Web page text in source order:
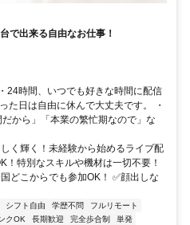
で出来る自由なお仕事！
24時間、いつでも好きな時間に配信
た日は自由に休んで大丈夫です。 ・
だから」「本業の繁忙期なので」な
く輝く！未経験から始めるライブ配
！特別なスキルや機材は一切不要！
どこからでも参加OK！ ✅顔出しな
シフト自由 学歴不問
フルリモート
クOK 長期歓迎 完全歩合制
単発